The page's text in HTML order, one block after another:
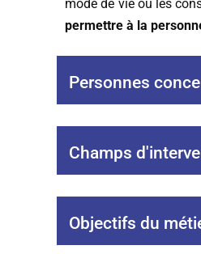
mode de vie ou les
permettre à la
Personnes
Champs
Objectifs du